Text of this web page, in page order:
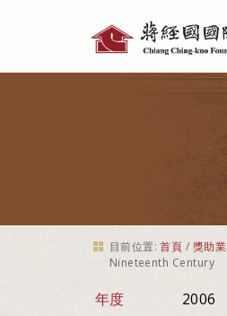
具
目前位置: 首頁 / 獎助
Nineteenth Century
年度
2006